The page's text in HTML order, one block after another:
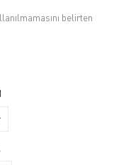
belirten